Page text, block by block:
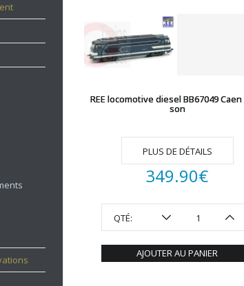
REE locomotive diesel BB67049 Caen
son
PLUS DE DÉTAILS
349.90€
QTÉ:
AJOUTER AU PANIER